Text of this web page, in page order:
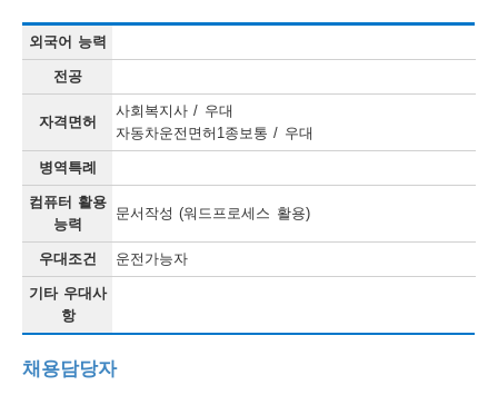
외국어 능력
전공
자격면허
사회복지사 / 우대
자동차운전면허1종보통 / 우대
병역특례
컴퓨터 활용
능력
문서작성 (워드프로세스 활용)
우대조건 운전가능자
기타 우대사
항
채용담당자